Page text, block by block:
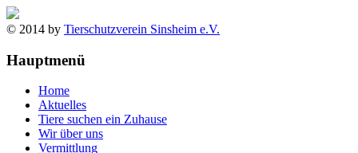
© 2014 by Tierschutzverein Sinsheim e.V.
Hauptmenü
Home
Aktuelles
Tiere suchen ein Zuhause
Wir über uns
Vermittlung